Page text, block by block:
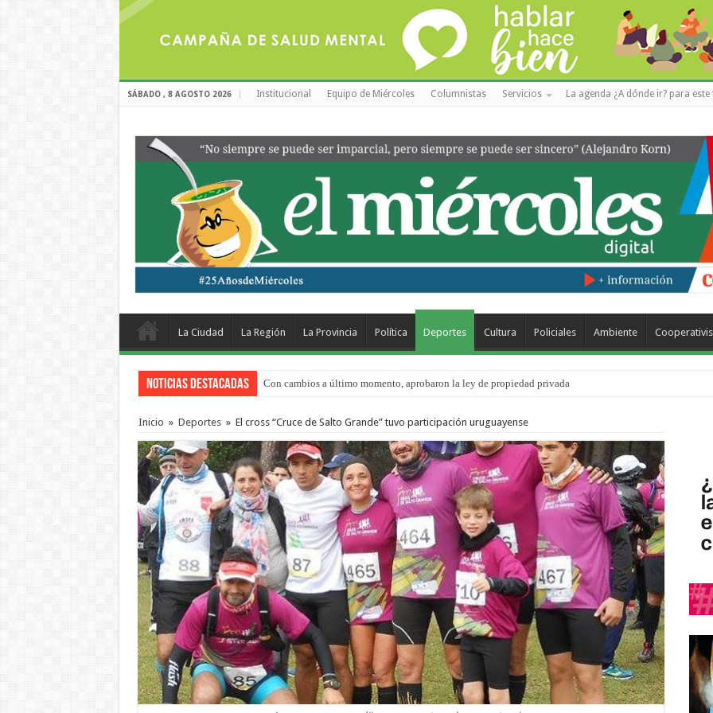
SÁBADO , 8 AGOSTO 2026 Institucional Equipo de Miércoles Columnistas Servicios La agenda ¿A dónde ir? para este
La Ciudad La Región La Provincia Política Deportes Cultura Policiales Ambiente
Noticias Destacadas Con cambios a último momento, aprobaron la ley de propiedad privada
Adopción en Entre Ríos: el 35% de los 90 niños, niñas y adolescentes que esperan una familia tiene
Inicio » Deportes » El cross “Cruce de Salto Grande” tuvo participación uruguayense